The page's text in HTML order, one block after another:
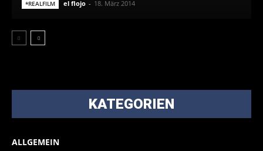
*REALFILM el flojo - 18. März 2014
KATEGORIEN
ALLGEMEIN